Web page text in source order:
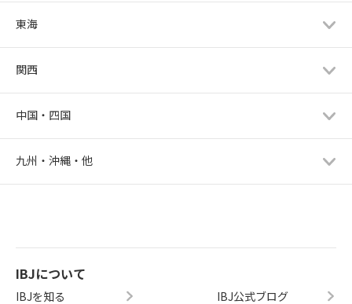
東海
関西
中国・四国
九州・沖縄・他
IBJについて
IBJを知る IBJ公式ブログ